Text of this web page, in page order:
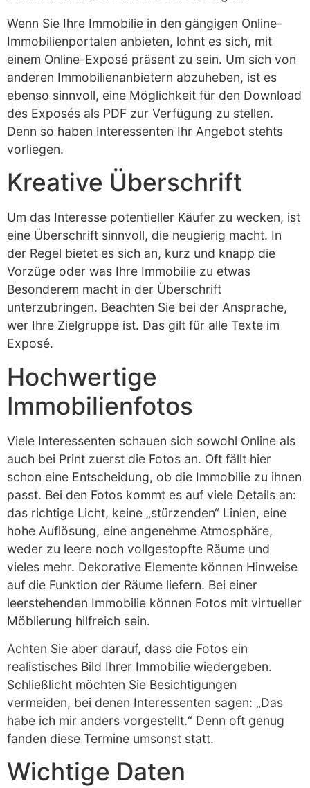
Wenn Sie Ihre Immobilie in den gängigen Online-
Immobilienportalen anbieten, lohnt es sich, mit
einem Online-Exposé präsent zu sein. Um sich von
anderen Immobilienanbietern abzuheben, ist es
ebenso sinnvoll, eine Möglichkeit für den Download
des Exposés als PDF zur Verfügung zu stellen.
Denn so haben Interessenten Ihr Angebot stehts
vorliegen.
Kreative Überschrift
Um das Interesse potentieller Käufer zu wecken, ist
eine Überschrift sinnvoll, die neugierig macht. In
der Regel bietet es sich an, kurz und knapp die
Vorzüge oder was Ihre Immobilie zu etwas
Besonderem macht in der Überschrift
unterzubringen. Beachten Sie bei der Ansprache,
wer Ihre Zielgruppe ist. Das gilt für alle Texte im
Exposé.
Hochwertige
Immobilienfotos
Viele Interessenten schauen sich sowohl Online als
auch bei Print zuerst die Fotos an. Oft fällt hier
schon eine Entscheidung, ob die Immobilie zu ihnen
passt. Bei den Fotos kommt es auf viele Details an:
das richtige Licht, keine „stürzenden“ Linien, eine
hohe Auflösung, eine angenehme Atmosphäre,
weder zu leere noch vollgestopfte Räume und
vieles mehr. Dekorative Elemente können Hinweise
auf die Funktion der Räume liefern. Bei einer
leerstehenden Immobilie können Fotos mit virtueller
Möblierung hilfreich sein.
Achten Sie aber darauf, dass die Fotos ein
realistisches Bild Ihrer Immobilie wiedergeben.
Schließlicht möchten Sie Besichtigungen
vermeiden, bei denen Interessenten sagen: „Das
habe ich mir anders vorgestellt.“ Denn oft genug
fanden diese Termine umsonst statt.
Wichtige Daten